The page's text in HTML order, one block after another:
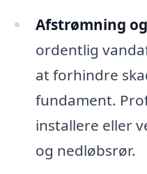
Afstrømning
ordentlig
at forhindre
fundament.
installere eller
og nedløbsrør.